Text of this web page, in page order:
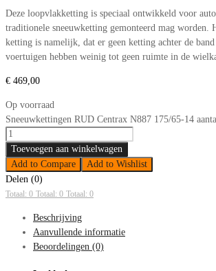
Deze loopvlakketting is speciaal ontwikkeld voor
traditionele sneeuwketting gemonteerd mag worden.
ketting is namelijk, dat er geen ketting achter de
voertuigen hebben weinig tot geen ruimte in de
€ 469,00
Op voorraad
Sneeuwkettingen RUD Centrax N887 175/65-14
Toevoegen aan winkelwagen
Add to Compare
Add to Wishlist
Delen (0)
Totaal: 0 Totaal: 0 Totaal: 0
Beschrijving
Aanvullende informatie
Beoordelingen (0)